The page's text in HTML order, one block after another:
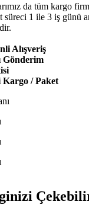
da tüm kargo
süreci 1 ile 3 iş günü
Alışveriş
Gönderim
/ Paket